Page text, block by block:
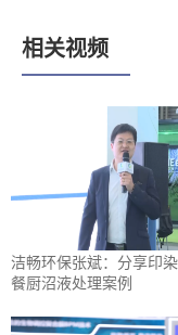
相关视频
洁畅环保张斌：分享印
餐厨沼液处理案例